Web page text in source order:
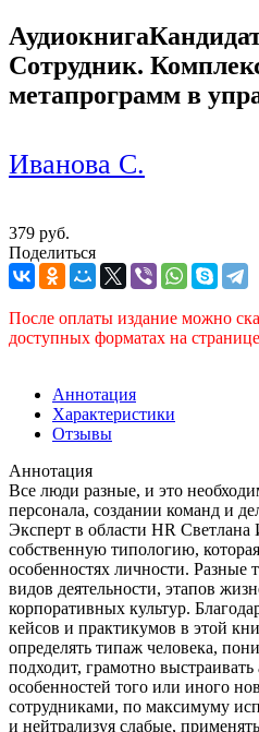
Аудиокнига
Сотрудник.
метапрограмм в
Иванова С.
379 руб.
Поделиться
После оплаты издание можно
доступных форматах на странице
Аннотация
Характеристики
Отзывы
Аннотация
Все люди разные, и это
персонала, создании команд и
Эксперт в области HR Светлана
собственную типологию,
особенностях личности. Разные
видов деятельности, этапов
корпоративных культур.
кейсов и практикумов в этой
определять типаж человека,
подходит, грамотно
особенностей того или иного
сотрудниками, по максимуму
и нейтрализуя слабые,